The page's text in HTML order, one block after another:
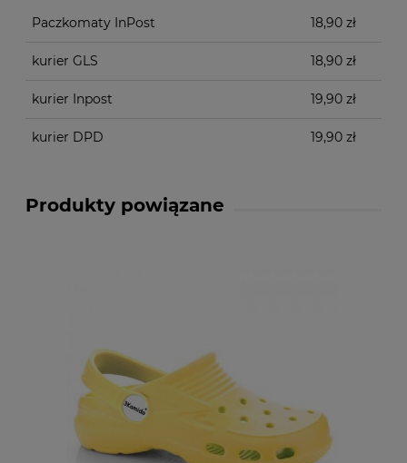
Paczkomaty InPost 18,90 zł
kurier GLS 18,90 zł
kurier Inpost 19,90 zł
kurier DPD 19,90 zł
Produkty powiązane